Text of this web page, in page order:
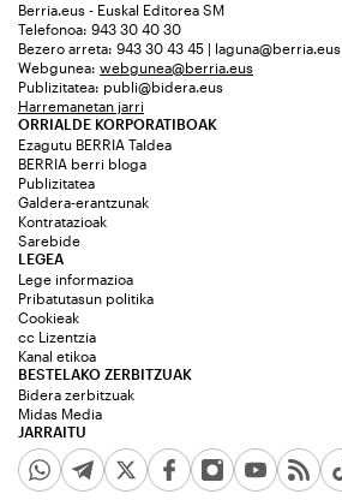
Berria.eus - Euskal Editorea SM
Telefonoa: 943 30 40 30
Bezero arreta: 943 30 43 45 | laguna@berria.eus
Webgunea: webgunea@berria.eus
Publizitatea: publi@bidera.eus
Harremanetan jarri
ORRIALDE KORPORATIBOAK
Ezagutu BERRIA Taldea
BERRIA berri bloga
Publizitatea
Galdera-erantzunak
Kontratazioak
Sarebide
JARRAITU
LEGEA
Lege informazioa
Pribatutasun politika
Cookieak
cc Lizentzia
Kanal etikoa
BESTELAKO ZERBITZUAK
Bidera zerbitzuak
Midas Media